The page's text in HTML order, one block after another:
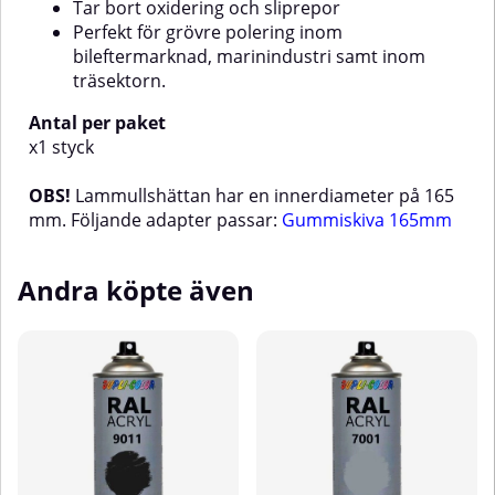
Tar bort oxidering och sliprepor
Perfekt för grövre polering inom
bileftermarknad, marinindustri samt inom
träsektorn.
Antal per paket
x1 styck
OBS! Lammullshättan har en innerdiameter på 165
mm. Följande adapter passar: Gummiskiva 165mm
Andra köpte även